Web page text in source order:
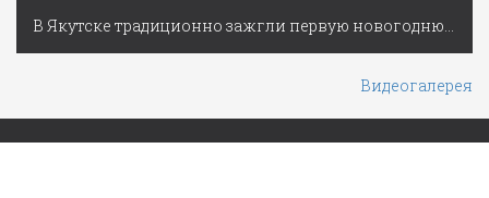
В Якутске традиционно зажгли первую новогоднюю ёлку России
Видеогалерея